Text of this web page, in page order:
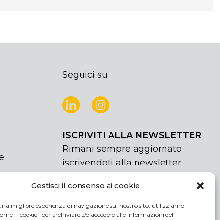
Gestisci il consenso ai cookie
migliore esperienza di navigazione sul nostro sito, utilizziamo
i "cookie" per archiviare e/o accedere alle informazioni del
Seguici su
ISCRIVITI ALLA NEWSLETTER
Rimani sempre aggiornato
iscrivendoti alla newsletter
NEWSLETTER
Acconsento al trattamento dei miei
If
are